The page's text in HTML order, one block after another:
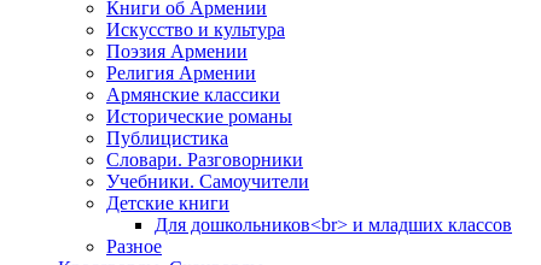
Книги об Армении
Иcкусство и культура
Поэзия Армении
Религия Армении
Армянские классики
Исторические романы
Публицистика
Словари. Разговорники
Учебники. Самоучители
Детские книги
Для дошкольников<br> и младших классов
Разное